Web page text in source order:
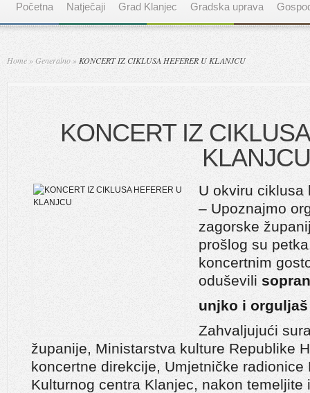
Početna Natječaji Grad Klanjec Gradska uprava
Home »Generalno » KONCERT IZ CIKLUSA HEFERER U KLANJCU
KONCERT IZ
KLANJCU
U okviru ciklusa
– Upoznajmo
zagorske
prošlog su
koncertnim
oduševili
unjko i
Zahvaljujući
županije, Ministarstva kulture Republike
koncertne direkcije, Umjetničke
Kulturnog centra Klanjec, nakon temeljite